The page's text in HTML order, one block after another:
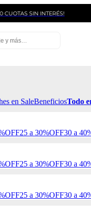
SIN INTERÉS!
en SaleBeneficiosTodo
25 a 30%OFF30 a
25 a 30%OFF30 a
25 a 30%OFF30 a